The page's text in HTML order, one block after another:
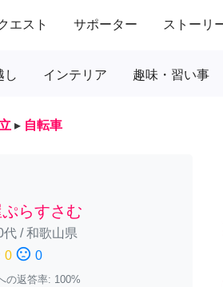
エスト サポーター ストーリ
し インテリア 趣味・習い事
▸ 自転車
らすさむ
代/和歌山県
0 sentiment_dissatisfied 0
の返答率: 100%